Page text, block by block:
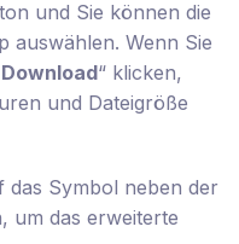
und Sie können die
auswählen. Wenn Sie
“ klicken,
und Dateigröße
das Symbol neben der
um das erweiterte